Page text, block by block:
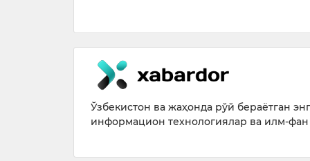
Ўзбекистон ва жаҳонда рўй бераётган
информацион технологиялар ва илм-